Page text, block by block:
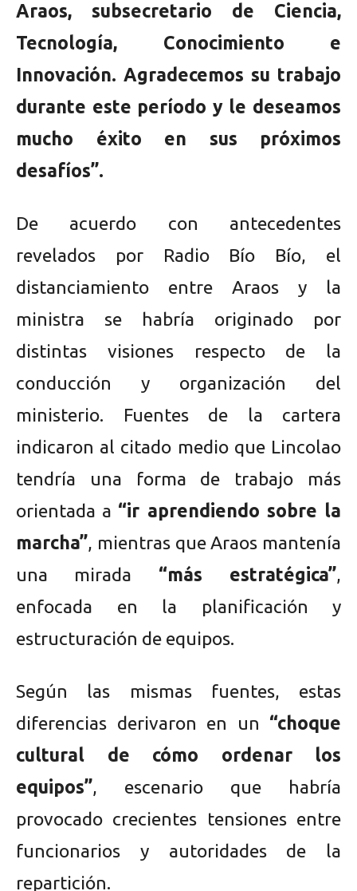
Araos, subsecretario de Ciencia,
Tecnología, Conocimiento e
Innovación. Agradecemos su trabajo
durante este período y le deseamos
mucho éxito en sus próximos
desafíos”.
De acuerdo con antecedentes
revelados por Radio Bío Bío, el
distanciamiento entre Araos y la
ministra se habría originado por
distintas visiones respecto de la
conducción y organización del
ministerio. Fuentes de la cartera
indicaron al citado medio que Lincolao
tendría una forma de trabajo más
orientada a “ir aprendiendo sobre la
marcha”, mientras que Araos mantenía
una mirada “más estratégica”,
enfocada en la planificación y
estructuración de equipos.
Según las mismas fuentes, estas
diferencias derivaron en un “choque
cultural de cómo ordenar los
equipos”, escenario que habría
provocado crecientes tensiones entre
funcionarios y autoridades de la
repartición.